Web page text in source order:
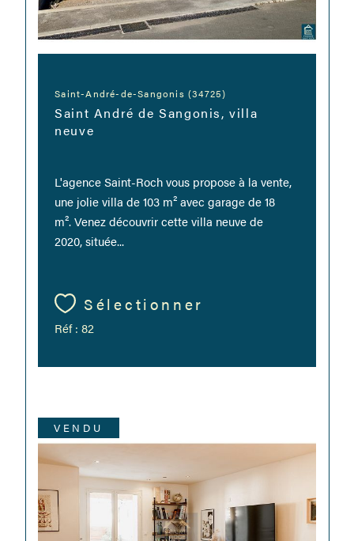
Saint-André-de-Sangonis (34725)
Saint André de Sangonis, villa
neuve
L'agence Saint-Roch vous propose à la vente,
une jolie villa de 103 m² avec garage de 18
m². Venez découvrir cette villa neuve de
2020, située...
Sélectionner
Réf : 82
VENDU